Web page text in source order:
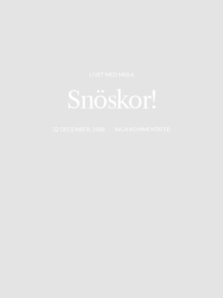
LIVET MED MERA
Snöskor!
22 DECEMBER, 2008 INGA KOMMENTATER